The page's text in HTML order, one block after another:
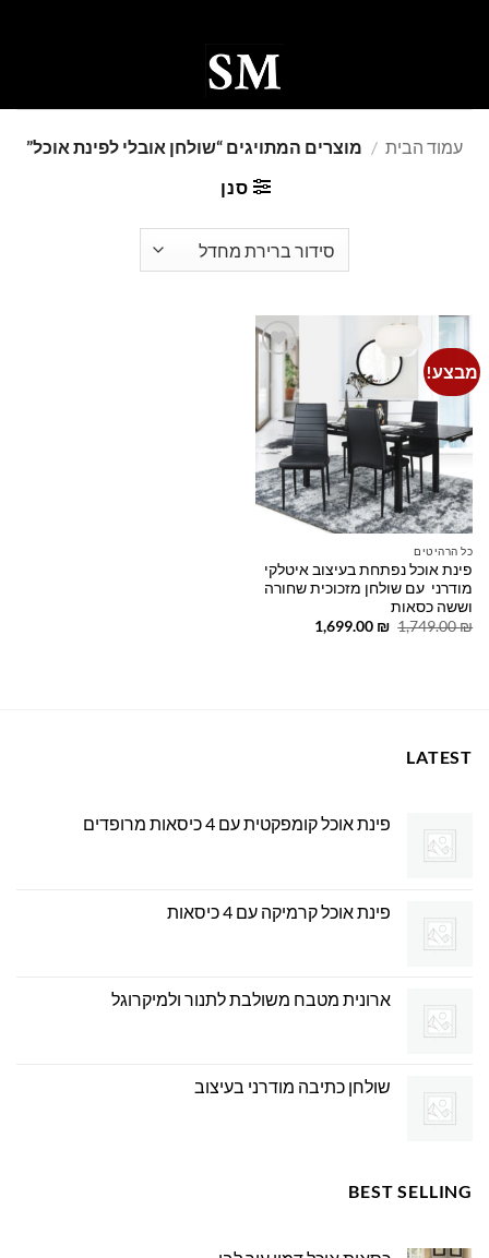
עמוד הבית / מוצרים המתויגים “שולחן אובלי לפינת אוכל”
סנן
מבצע!
Add to
wishlist
כל הרהיטים
פינת אוכל נפתחת בעיצוב איטלקי
מודרני עם שולחן מזכוכית שחורה
וששה כסאות
1,749.00₪
המחיר
1,699.00 ₪
המחיר
LATEST
פינת אוכל קומפקטית עם 4 כיסאות מרופדים
פינת אוכל קרמיקה עם 4 כיסאות
ארונית מטבח משולבת לתנור ולמיקרוגל
שולחן כתיבה מודרני בעיצוב
BEST SELLING